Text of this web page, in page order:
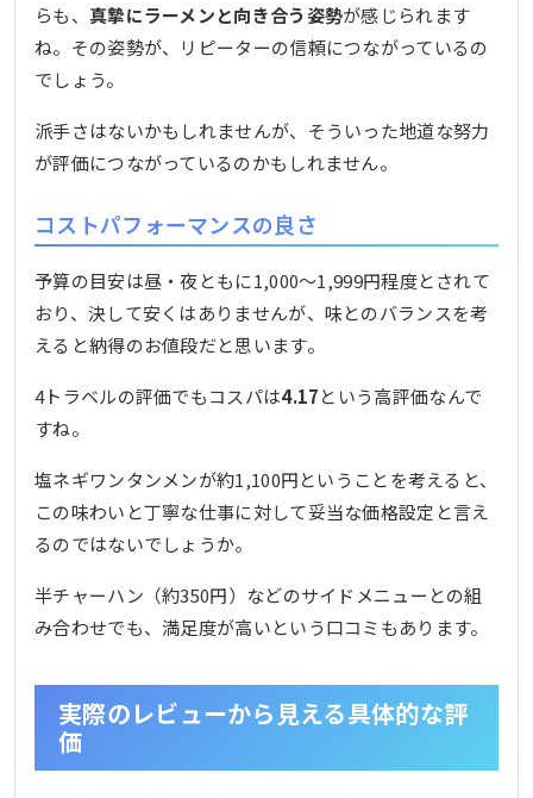
らも、 真摯にラーメンと向き合う姿勢が感じられます
ね。その姿勢が、リピーターの信頼につながっているの
でしょう。
派手さはないかもしれませんが、そういった地道な努力
が評価につながっているのかもしれません。
コストパフォーマンスの良さ
予算の目安は昼・夜ともに1,000〜1,999円程度とされて
おり、決して安くはありませんが、味とのバランスを考
えると納得のお値段だと思います。
4トラベルの評価でもコスパは4.17という高評価なんで
すね。
塩ネギワンタンメンが約1,100円ということを考えると、
この味わいと丁寧な仕事に対して妥当な価格設定と言え
るのではないでしょうか。
半チャーハン（約350円）などのサイドメニューとの組
み合わせでも、満足度が高いという口コミもあります。
実際のレビューから見える具体的な評
価